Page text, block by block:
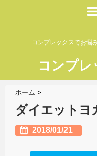
コンプレックスでお悩
コンプ
ホーム >
ダイエットヨ
2018/01/21